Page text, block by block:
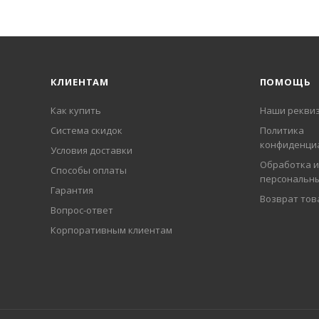
КЛИЕНТАМ
Как купить
Система скидок
Условия доставки
Способы оплаты
Гарантия
Вопрос-ответ
Корпоративным клиентам
ПОМОЩЬ
Наши
Политика
Обработка
Возврат